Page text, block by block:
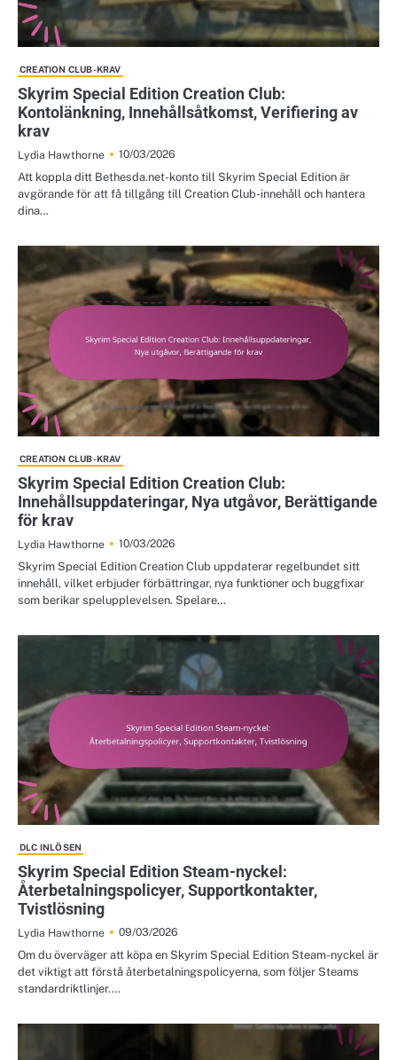
CREATION CLUB-KRAV
Skyrim Special Edition Creation Club:
Kontolänkning, Innehållsåtkomst, Verifiering av
krav
Lydia Hawthorne
10/03/2026
Att koppla ditt Bethesda.net-konto till Skyrim Special Edition är
avgörande för att få tillgång till Creation Club-innehåll och hantera
dina…
CREATION CLUB-KRAV
Skyrim Special Edition Creation Club:
Innehållsuppdateringar, Nya utgåvor, Berättigande
för krav
Lydia Hawthorne
10/03/2026
Skyrim Special Edition Creation Club uppdaterar regelbundet sitt
innehåll, vilket erbjuder förbättringar, nya funktioner och buggfixar
som berikar spelupplevelsen. Spelare…
DLC INLÖSEN
Skyrim Special Edition Steam-nyckel:
Återbetalningspolicyer, Supportkontakter,
Tvistlösning
Lydia Hawthorne
09/03/2026
Om du överväger att köpa en Skyrim Special Edition Steam-nyckel är
det viktigt att förstå återbetalningspolicyerna, som följer Steams
standardriktlinjer.…